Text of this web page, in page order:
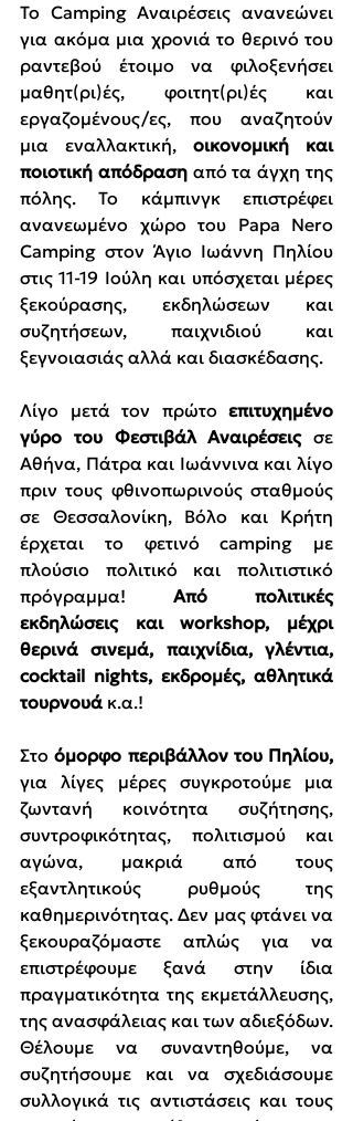
Το Camping Αναιρέσεις ανανεώνει
για ακόμα μια χρονιά το θερινό του
ραντεβού έτοιμο να φιλοξενήσει
μαθητ(ρι)ές, φοιτητ(ρι)ές και
εργαζομένους/ες, που αναζητούν
μια εναλλακτική, οικονομική και
ποιοτική απόδραση από τα άγχη της
πόλης. Το κάμπινγκ επιστρέφει
ανανεωμένο χώρο του Papa Nero
Camping στον Άγιο Ιωάννη Πηλίου
στις 11-19 Ιούλη και υπόσχεται μέρες
ξεκούρασης, εκδηλώσεων και
συζητήσεων, παιχνιδιού και
ξεγνοιασιάς αλλά και διασκέδασης.
Λίγο μετά τον πρώτο επιτυχημένο
γύρο του Φεστιβάλ Αναιρέσεις σε
Αθήνα, Πάτρα και Ιωάννινα και λίγο
πριν τους φθινοπωρινούς σταθμούς
σε Θεσσαλονίκη, Βόλο και Κρήτη
έρχεται το φετινό camping με
πλούσιο πολιτικό και πολιτιστικό
πρόγραμμα! Από πολιτικές
εκδηλώσεις και workshop, μέχρι
θερινά σινεμά, παιχνίδια, γλέντια,
cocktail nights, εκδρομές, αθλητικά
τουρνουά κ.α.!
Στο όμορφο περιβάλλον του Πηλίου,
για λίγες μέρες συγκροτούμε μια
ζωντανή κοινότητα συζήτησης,
συντροφικότητας, πολιτισμού και
αγώνα, μακριά από τους
εξαντλητικούς ρυθμούς της
καθημερινότητας. Δεν μας φτάνει να
ξεκουραζόμαστε απλώς για να
επιστρέφουμε ξανά στην ίδια
πραγματικότητα της εκμετάλλευσης,
της ανασφάλειας και των αδιεξόδων.
Θέλουμε να συναντηθούμε, να
συζητήσουμε και να σχεδιάσουμε
συλλογικά τις αντιστάσεις και τους